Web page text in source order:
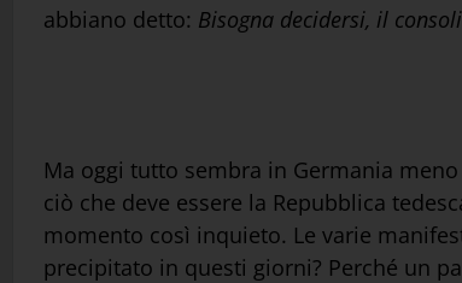
abbiano detto: Bisogna decidersi, il
Ma oggi tutto sembra in Germania
ciò che deve essere la Repubblica
momento così inquieto. Le varie
precipitato in questi giorni? Perché un